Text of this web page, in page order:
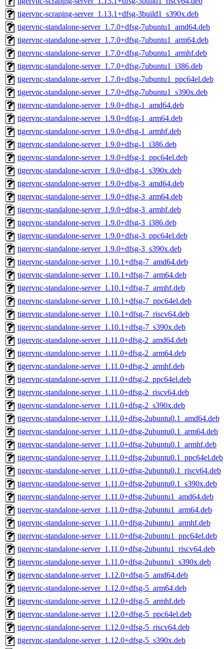
tigervnc-scraping-server_1.13.1+dfsg-3build1_s390x.deb
tigervnc-standalone-server_1.7.0+dfsg-7ubuntu1_amd64.deb
tigervnc-standalone-server_1.7.0+dfsg-7ubuntu1_arm64.deb
tigervnc-standalone-server_1.7.0+dfsg-7ubuntu1_armhf.deb
tigervnc-standalone-server_1.7.0+dfsg-7ubuntu1_i386.deb
tigervnc-standalone-server_1.7.0+dfsg-7ubuntu1_ppc64el.deb
tigervnc-standalone-server_1.7.0+dfsg-7ubuntu1_s390x.deb
tigervnc-standalone-server_1.9.0+dfsg-1_amd64.deb
tigervnc-standalone-server_1.9.0+dfsg-1_arm64.deb
tigervnc-standalone-server_1.9.0+dfsg-1_armhf.deb
tigervnc-standalone-server_1.9.0+dfsg-1_i386.deb
tigervnc-standalone-server_1.9.0+dfsg-1_ppc64el.deb
tigervnc-standalone-server_1.9.0+dfsg-1_s390x.deb
tigervnc-standalone-server_1.9.0+dfsg-3_amd64.deb
tigervnc-standalone-server_1.9.0+dfsg-3_arm64.deb
tigervnc-standalone-server_1.9.0+dfsg-3_armhf.deb
tigervnc-standalone-server_1.9.0+dfsg-3_i386.deb
tigervnc-standalone-server_1.9.0+dfsg-3_ppc64el.deb
tigervnc-standalone-server_1.9.0+dfsg-3_s390x.deb
tigervnc-standalone-server_1.10.1+dfsg-7_amd64.deb
tigervnc-standalone-server_1.10.1+dfsg-7_arm64.deb
tigervnc-standalone-server_1.10.1+dfsg-7_armhf.deb
tigervnc-standalone-server_1.10.1+dfsg-7_ppc64el.deb
tigervnc-standalone-server_1.10.1+dfsg-7_riscv64.deb
tigervnc-standalone-server_1.10.1+dfsg-7_s390x.deb
tigervnc-standalone-server_1.11.0+dfsg-2_amd64.deb
tigervnc-standalone-server_1.11.0+dfsg-2_arm64.deb
tigervnc-standalone-server_1.11.0+dfsg-2_armhf.deb
tigervnc-standalone-server_1.11.0+dfsg-2_ppc64el.deb
tigervnc-standalone-server_1.11.0+dfsg-2_riscv64.deb
tigervnc-standalone-server_1.11.0+dfsg-2_s390x.deb
tigervnc-standalone-server_1.11.0+dfsg-2ubuntu0.1_amd64.deb
tigervnc-standalone-server_1.11.0+dfsg-2ubuntu0.1_arm64.deb
tigervnc-standalone-server_1.11.0+dfsg-2ubuntu0.1_armhf.deb
tigervnc-standalone-server_1.11.0+dfsg-2ubuntu0.1_ppc64el.deb
tigervnc-standalone-server_1.11.0+dfsg-2ubuntu0.1_riscv64.deb
tigervnc-standalone-server_1.11.0+dfsg-2ubuntu0.1_s390x.deb
tigervnc-standalone-server_1.11.0+dfsg-2ubuntu1_amd64.deb
tigervnc-standalone-server_1.11.0+dfsg-2ubuntu1_arm64.deb
tigervnc-standalone-server_1.11.0+dfsg-2ubuntu1_armhf.deb
tigervnc-standalone-server_1.11.0+dfsg-2ubuntu1_ppc64el.deb
tigervnc-standalone-server_1.11.0+dfsg-2ubuntu1_riscv64.deb
tigervnc-standalone-server_1.11.0+dfsg-2ubuntu1_s390x.deb
tigervnc-standalone-server_1.12.0+dfsg-5_amd64.deb
tigervnc-standalone-server_1.12.0+dfsg-5_arm64.deb
tigervnc-standalone-server_1.12.0+dfsg-5_armhf.deb
tigervnc-standalone-server_1.12.0+dfsg-5_ppc64el.deb
tigervnc-standalone-server_1.12.0+dfsg-5_riscv64.deb
tigervnc-standalone-server_1.12.0+dfsg-5_s390x.deb